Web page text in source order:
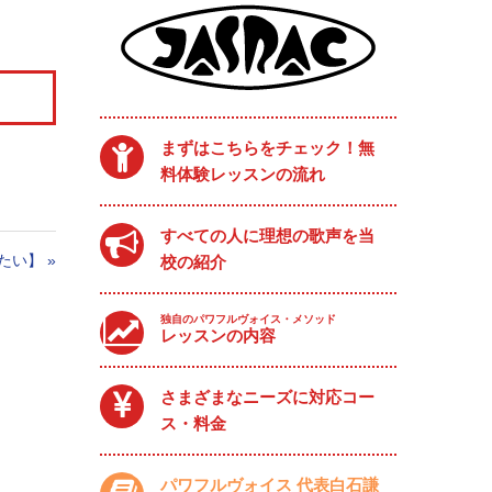
い】 »
まずはこちらをチェック！無
料体験レッスンの流れ
すべての人に理想の歌声を当
校の紹介
独自のパワフルヴォイス・メソッド
レッスンの内容
さまざまなニーズに対応コー
ス・料金
パワフルヴォイス 代表白石謙